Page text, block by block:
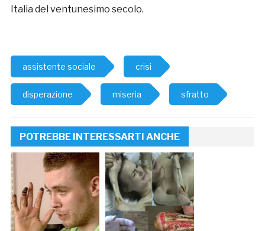
Italia del ventunesimo secolo.
assistente sociale crisi
disperazione miseria sfratto
POTREBBE INTERESSARTI ANCHE